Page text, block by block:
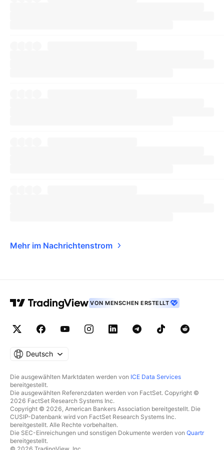
Mehr im Nachrichtenstrom
VON MENSCHEN ERSTELLT
Deutsch
Die ausgewählten Marktdaten werden von ICE Data Services
bereitgestellt.
Die ausgewählten Referenzdaten werden von FactSet. Copyright ©
2026 FactSet Research Systems Inc.
Copyright © 2026, American Bankers Association bereitgestellt. Die
CUSIP-Datenbank wird von FactSet Research Systems Inc.
bereitgestellt. Alle Rechte vorbehalten.
Die SEC-Einreichungen und sonstigen Dokumente werden von Quartr
bereitgestellt.